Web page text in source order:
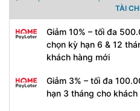
TÀI
Giảm 10% – tối đa
chọn kỳ hạn 6 & 12
khách hàng mới
Giảm 3% – tối đa
hạn 3 tháng cho khách